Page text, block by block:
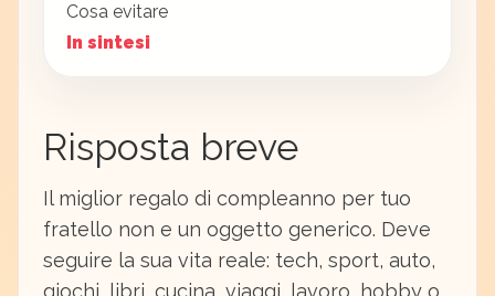
Cosa evitare
In sintesi
Risposta breve
Il miglior regalo di compleanno per tuo
fratello non e un oggetto generico. Deve
seguire la sua vita reale: tech, sport, auto,
giochi, libri, cucina, viaggi, lavoro, hobby o